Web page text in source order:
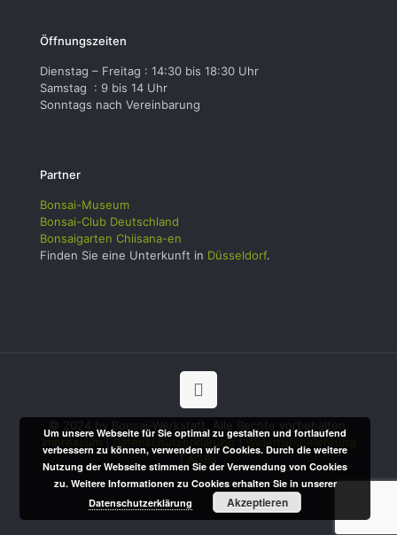
Öffnungszeiten
Dienstag – Freitag : 14:30 bis 18:30 Uhr
Samstag : 9 bis 14 Uhr
Sonntags nach Vereinbarung
Partner
Bonsai-Museum
Bonsai-Club Deutschland
Bonsaigarten Chiisana-en
Finden Sie eine Unterkunft in Düsseldorf.
© 2024 by Bonsai-Werkstatt. Alle Rechte vorbehalten.
Datenschutzerklärung
Um unsere Webseite für Sie optimal zu gestalten und fortlaufend
verbessern zu können, verwenden wir Cookies. Durch die weitere
Nutzung der Webseite stimmen Sie der Verwendung von Cookies
zu. Weitere Informationen zu Cookies erhalten Sie in unserer
Datenschutzerklärung
Akzeptieren